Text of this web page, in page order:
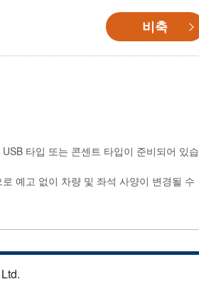
비축
타입 또는 콘센트 타입이 준비되어 있습
예고 없이 차량 및 좌석 사양이 변경될 수